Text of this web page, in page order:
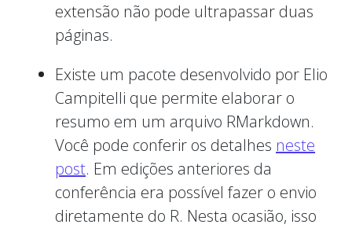
extensão não pode ultrapassar duas
páginas.
Existe um pacote desenvolvido por Elio
Campitelli que permite elaborar o
resumo em um arquivo RMarkdown.
Você pode conferir os detalhes neste
post. Em edições anteriores da
conferência era possível fazer o envio
diretamente do R. Nesta ocasião, isso